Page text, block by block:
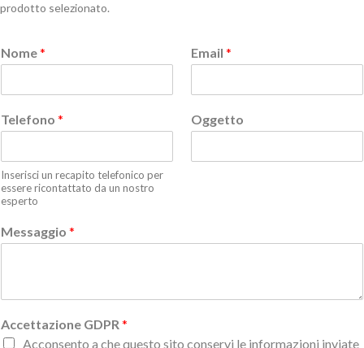
prodotto selezionato.
Nome* Email *
Telefono *
Inserisci un recapito telefonico per
essere ricontattato da un nostro
esperto
Oggetto
Messaggio *
Accettazione GDPR *
Acconsento a che questo sito conservi le informazioni inviate